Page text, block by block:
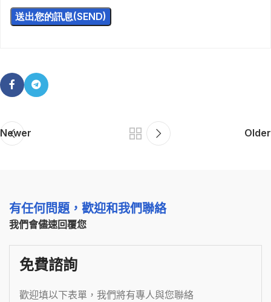
Newer Older
有任何問題，歡迎和我們聯絡
我們會儘速回覆您
免費諮詢
歡迎填以下表單，我們將有專人與您聯絡